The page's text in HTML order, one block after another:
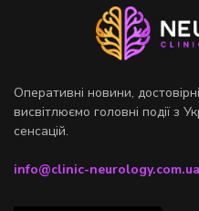
Оперативні новини,
висвітлюємо головні події з
сенсацій.
info@clinic-neurology.com.ua